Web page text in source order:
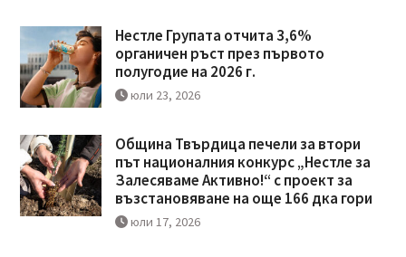
Нестле Групата отчита 3,6%
органичен ръст през първото
полугодие на 2026 г.
юли 23, 2026
Община Твърдица печели за втори
път националния конкурс „Нестле за
Залесяваме Активно!“ с проект за
възстановяване на още 166 дка гори
юли 17, 2026